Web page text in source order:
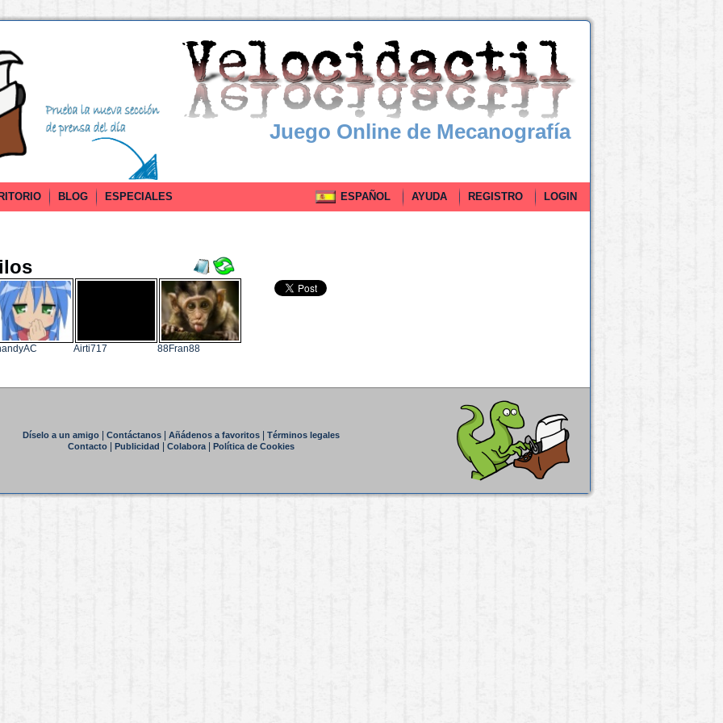
Juego Online de Mecanografía
BLOG ESPECIALES ESPAÑOL AYUDA REGISTRO LOGIN
Airti717 88Fran88
Díselo a un amigo| Contáctanos| Añádenos a favoritos|
Términos legales
Contacto| Publicidad Colabora| Política de Cookies